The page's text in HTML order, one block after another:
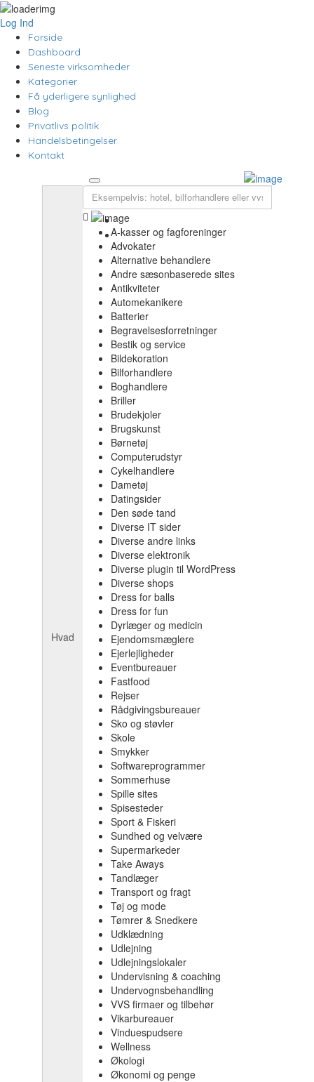
Log Ind
Forside
Dashboard
Seneste virksomheder
Kategorier
Få yderligere synlighed
Blog
Privatlivs politik
Handelsbetingelser
Kontakt
FAQ
Blog
Privatlivs politik
Kontakt
Hvad
A-kasser og fagforeninger
Advokater
Alternative behandlere
Andre sæsonbaserede sites
Antikviteter
Automekanikere
Batterier
Begravelsesforretninger
Bestik og service
Bildekoration
Bilforhandlere
Boghandlere
Briller
Brudekjoler
Brugskunst
Børnetøj
Computerudstyr
Cykelhandlere
Dametøj
Datingsider
Den søde tand
Diverse IT sider
Diverse andre links
Diverse elektronik
Diverse plugin til WordPress
Diverse shops
Dress for balls
Dress for fun
Dyrlæger og medicin
Ejendomsmæglere
Ejerlejligheder
Eventbureauer
Fastfood
Rejser
Rådgivingsbureauer
Sko og støvler
Skole
Smykker
Softwareprogrammer
Sommerhuse
Spille sites
Spisesteder
Sport & Fiskeri
Sundhed og velvære
Supermarkeder
Take Aways
Tandlæger
Transport og fragt
Tøj og mode
Tømrer & Snedkere
Udklædning
Udlejning
Udlejningslokaler
Undervisning & coaching
Undervognsbehandling
VVS firmaer og tilbehør
Vikarbureauer
Vinduespudsere
Wellness
Økologi
Økonomi og penge